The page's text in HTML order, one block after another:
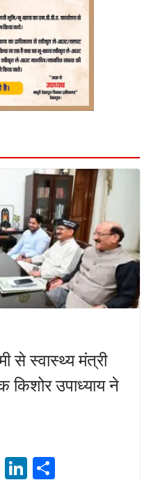
से स्वास्थ्य मंत्री
किशोर उपाध्याय ने
T Li